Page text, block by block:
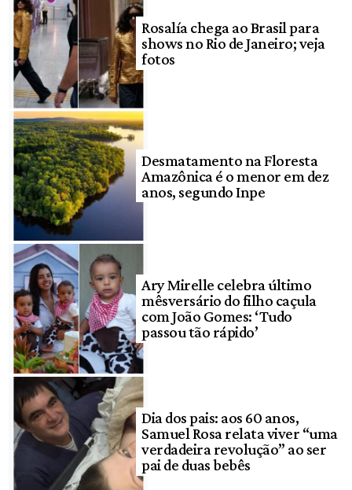
Rosalía chega ao Brasil para
shows no Rio de Janeiro; veja
fotos
Desmatamento na Floresta
Amazônica é o menor em dez
anos, segundo Inpe
Ary Mirelle celebra último
mêsversário do filho caçula
com João Gomes: ‘Tudo
passou tão rápido’
Dia dos pais: aos 60 anos,
Samuel Rosa relata viver “uma
verdadeira revolução” ao ser
pai de duas bebês